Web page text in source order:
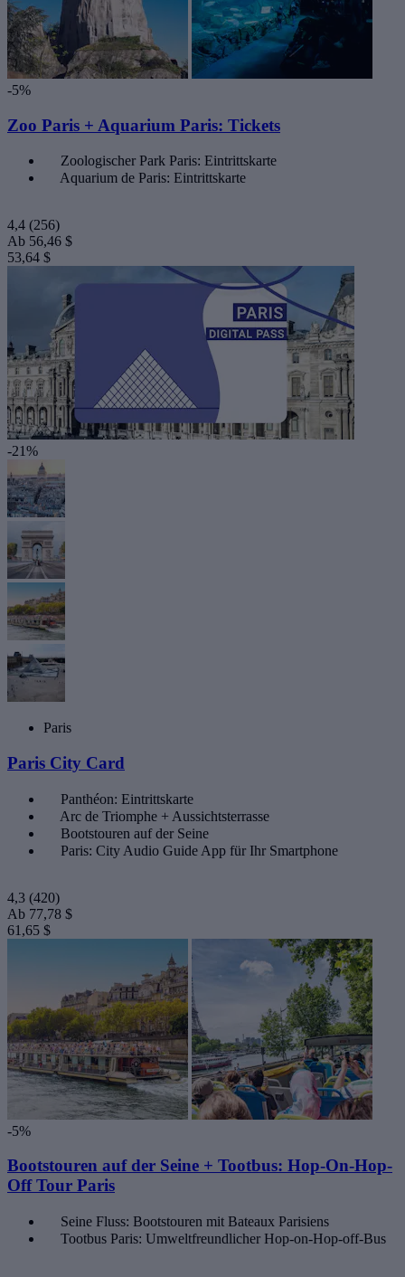
-5%
Zoo Paris + Aquarium Paris: Tickets
Zoologischer Park Paris: Eintrittskarte
Aquarium de Paris: Eintrittskarte
4,4 (256)
Ab 56,46 $
53,64 $
-21%
Paris
Paris City Card
Panthéon: Eintrittskarte
Arc de Triomphe + Aussichtsterrasse
Bootstouren auf der Seine
Paris: City Audio Guide App für Ihr Smartphone
4,3 (420)
Ab 77,78 $
61,65 $
-5%
Bootstouren auf der Seine + Tootbus: Hop-On-Hop-
Off Tour Paris
Seine Fluss: Bootstouren mit Bateaux Parisiens
Tootbus Paris: Umweltfreundlicher Hop-on-Hop-off-Bus